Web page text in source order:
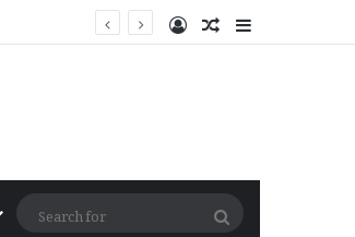
Log InRandom Article
Sidebar
Search